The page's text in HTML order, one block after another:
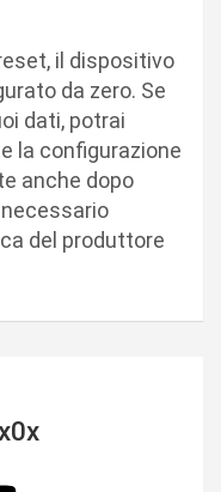
il dispositivo
da zero. Se
dati, potrai
la configurazione
anche dopo
necessario
del produttore